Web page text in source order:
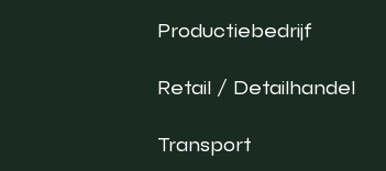
Productiebedrijf
Retail / Detailhandel
Transport